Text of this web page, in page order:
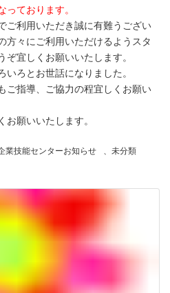
っております。
ご利用いただき誠に有難うござい
々にご利用いただけるようスタ
ぞ宜しくお願いいたします。
ろとお世話になりました。
ご指導、ご協力の程宜しくお願い
願いいたします。
業技能センターお知らせ 、 未分類